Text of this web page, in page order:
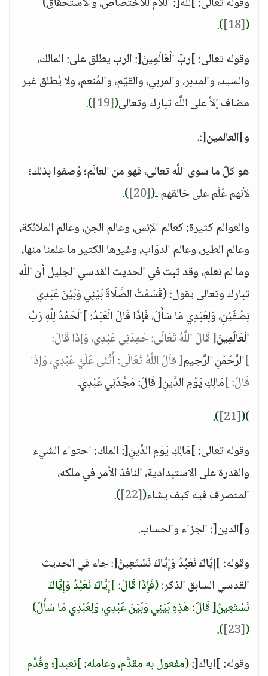
(
[18]
)
.
وقوله تعالى: ]ربِّ الْعَالَمِينَ[: الرب يطلق على: المالك،
والسيد، والمدبر، والمربي، والقيّم، والمُنعم، ولا يُطلق غير
مضاف إلاَّ على اللَّه تبارك وتعالى(
[19]
)
.
و]العالمين[:.
هو كلّ ما سوى اللَّه تعالى، فهو من العالَم؛ وُصفوا بذلك؛
لأنهم عَلَم على خالقهم ـ(
[20]
)
.
والعوالم كثيرة: كعالم الإنس، وعالم الجن، وعالم الملائكة،
وعالم الطير، وعالم الدوّاب، وغيرها الكثير ما علمنا منها،
وما لم نعلم، وقد ثبت في الحديث القدسي الجليل أن اللَّه
تبارك وتعالى يقول: (قَسَمْتُ الصَّلَاةَ بَيْنِي وَبَيْنَ عَبْدِي
نِصْفَيْنِ، وَلِعَبْدِي مَا سَأَلَ، فَإذَا قَالَ الْعَبْدُ: ]الْحَمْدُ لِلَّهِ رَبِّ
الْعَالَمِينَ[ قَالَ اللَّهُ تَعَالَى: حَمِدَنِي عَبْدِي، وَإذَا قَالَ:
]الرَّحْمَنِ الرَّحِيمِ[ قاَلَ اللَّهُ تَعَالَى: أَثْنَى عَلَيَّ عَبْدِي، وَإذَا
قَالَ: ]مَالِكِ يَوْمِ الدِّينِ[ قَالَ: مَجَّدَنِي عَبْدِي.
)
(
[21]
)
.
وقوله تعالى: ]مَالِكِ يَوْمِ الدِّينِ[: الملك: احتواء الشيء
والقدرة على الاستبدادية، النافذ الأمر في ملكه،
المتصرف فيه كيف يشاء(
[22]
)
.
و]الدين[: الجزاء والحساب.
وقوله: ]إِيَّاكَ نَعْبُدُ وَإِيَّاكَ نَسْتَعِينُ[: جاء في الحديث
القدسي السابق الذكر:(فَإِذَا قَالَ: ]إِيَّاكَ نَعْبُدُ وَإِيَّاكَ
نَسْتَعِينُ[ قَالَ: هَذِهِ بَيْنِي وَبَيْنَ عَبْدِي، وَلِعَبْدِي مَا سَأَلَ)
(
[23]
)
.
وقوله: ]إياك[:(مفعول به مقدَّم، وعامله: ]نعبد[؛ وقُدِّم